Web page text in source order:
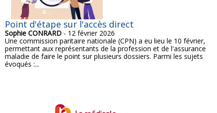
Point d'étape sur l'accès direct
Sophie CONRARD - 12 février 2026
Une commission paritaire nationale (CPN) a eu lieu le 10 février,
permettant aux représentants de la profession et de l'assurance
maladie de faire le point sur plusieurs dossiers. Parmi les sujets
évoqués :...